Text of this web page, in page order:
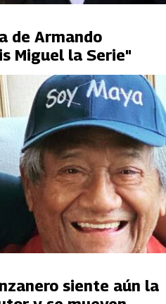
de Armando
Miguel la Serie"
siente aún la